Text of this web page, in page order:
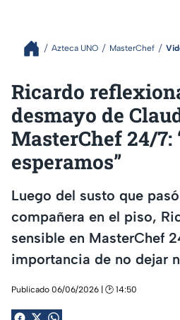
Azteca UNO MasterChef
Ricardo
desmayo de
MasterChef 24/7:
esperamos”
Luego del susto que
compañera en el piso,
sensible en MasterChef
importancia de no dejar
Publicado 06/06/2026 | 🕑 14:50